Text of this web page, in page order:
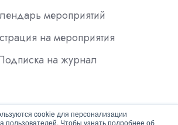
cookie для персонализации
пользователей. Чтобы узнать подробнее об
мероприятий
на мероприятия
на журнал